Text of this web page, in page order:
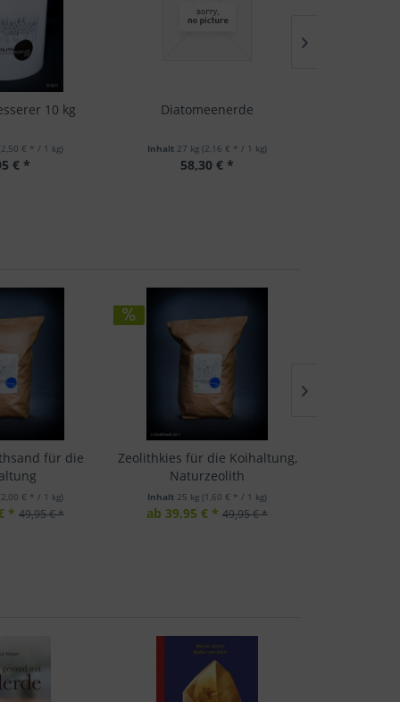
10 kg
€ * / 1 kg)
€ *
Diatomeenerde
Inhalt 27 kg (2,16 € * / 1 kg)
58,30 € *
für die
€ * / 1 kg)
* 49,95 € *
Zeolithkies für die Koihaltung,
Naturzeolith
Inhalt 25 kg (1,60 € * / 1 kg)
ab 39,95 € * 49,95 € *